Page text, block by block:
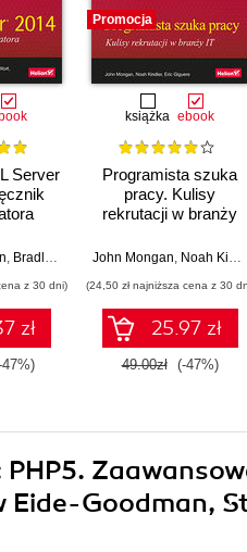
Server
Bradley Ball Steven Wort,Ross LoForte
z 30 dni)
zł
47%)
Promocja
książka ebook
Programista szuka
pracy. Kulisy
rekrutacji w branży
John Mongan Noah Kindler
(24,50 zł najniższa cena z 30
25.97 zł
49.00zł (-47%)
Eide-Goodman,